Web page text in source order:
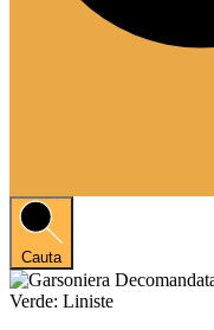
Cauta